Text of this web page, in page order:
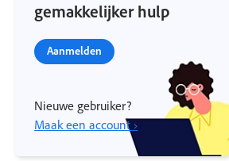
gemakkelijker hulp
Aanmelden
Nieuwe gebruiker?
Maak een account ›